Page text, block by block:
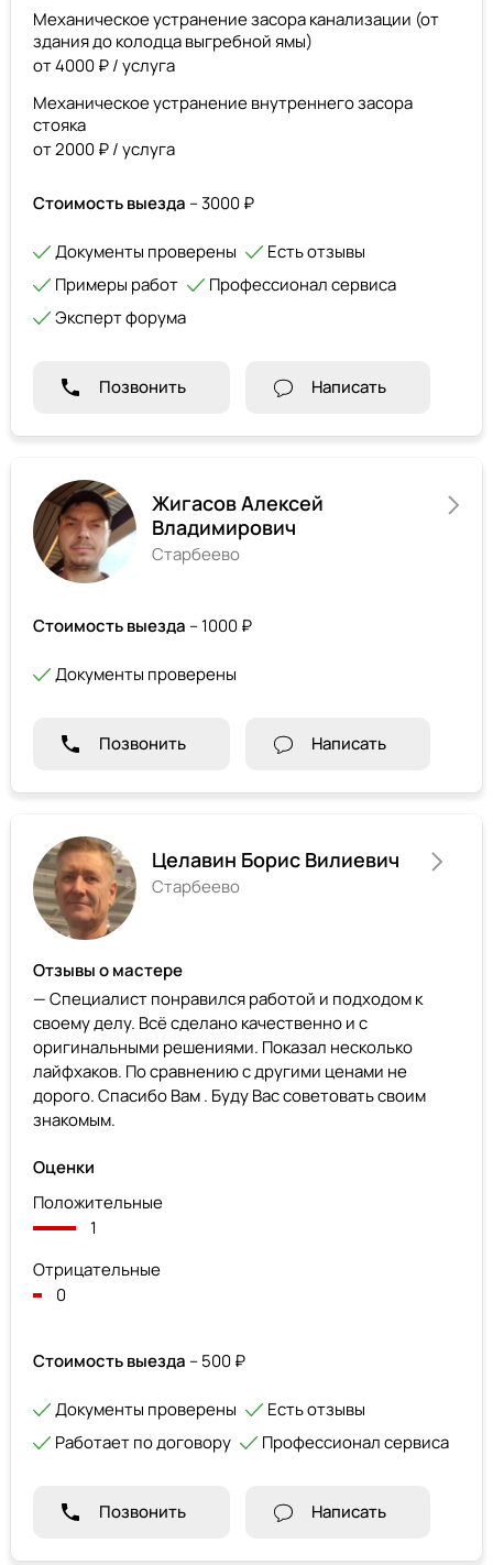
Механическое устранение засора канализации (от
здания до колодца выгребной ямы)
от 4000 ₽ / услуга
Механическое устранение внутреннего засора
стояка
от 2000 ₽ / услуга
Стоимость выезда – 3000 ₽
Документы проверены
Есть отзывы
Примеры работ
Профессионал сервиса
Эксперт форума
Позвонить Написать
Жигасов Алексей
Владимирович
Старбеево
Стоимость выезда – 1000 ₽
Документы проверены
Позвонить Написать
Целавин Борис Вилиевич
Старбеево
Отзывы о мастере
— Специалист понравился работой и подходом к
своему делу. Всё сделано качественно и с
оригинальными решениями. Показал несколько
лайфхаков. По сравнению с другими ценами не
дорого. Спасибо Вам . Буду Вас советовать своим
знакомым.
Оценки
Положительные
1
Отрицательные
0
Стоимость выезда – 500 ₽
Документы проверены
Есть отзывы
Работает по договору
Профессионал сервиса
Позвонить Написать